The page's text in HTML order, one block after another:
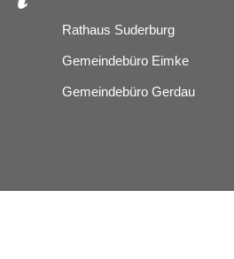
Rathaus Suderburg
Gemeindebüro Eimke
Gemeindebüro Gerdau